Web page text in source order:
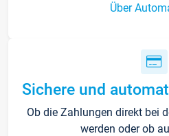
Über
Sichere und
Ob die Zahlungen direkt bei
werden oder ob